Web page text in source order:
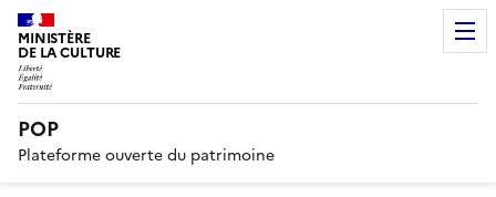
MINISTÈRE
DE LA CULTURE
POP
Plateforme ouverte du patrimoine